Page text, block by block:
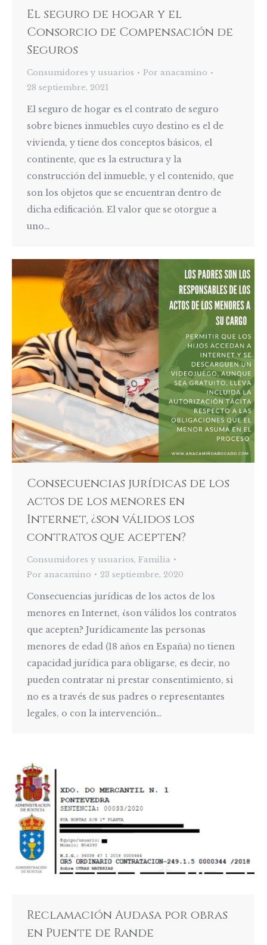
El seguro de hogar y el
Consorcio de Compensación de
Seguros
Consumidores y usuarios Por anacamino
28 septiembre, 2021
El seguro de hogar es el contrato de seguro
sobre bienes inmuebles cuyo destino es el de
vivienda, y tiene dos conceptos básicos, el
continente, que es la estructura y la
construcción del inmueble, y el contenido, que
son los objetos que se encuentran dentro de
dicha edificación. El valor que se otorgue a
uno…
Consecuencias jurídicas de los
actos de los menores en
Internet, ¿son válidos los
contratos que acepten?
Consumidores y usuarios, Familia
Por anacamino 23 septiembre, 2020
Consecuencias jurídicas de los actos de los
menores en Internet, ¿son válidos los contratos
que acepten? Jurídicamente las personas
menores de edad (18 años en España) no tienen
capacidad jurídica para obligarse, es decir, no
pueden contratar ni prestar consentimiento, si
no es a través de sus padres o representantes
legales, o con la intervención…
Reclamación Audasa por obras
en Puente de Rande